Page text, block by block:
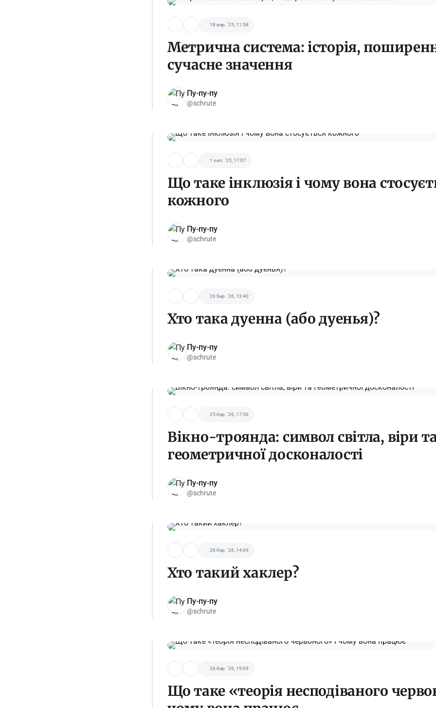
18 вер. '25, 11:58
Метрична система: історія,
сучасне значення
Пу-пу-пу
@schrute
1 лип. '25, 17:07
Що таке інклюзія і чому вона
кожного
Пу-пу-пу
@schrute
26 бер. '26, 13:40
Хто така дуенна (або дуенья)?
Пу-пу-пу
@schrute
25 бер. '26, 17:56
Вікно-троянда: символ світла, віри
геометричної досконалості
Пу-пу-пу
@schrute
26 бер. '26, 14:09
Хто такий хаклер?
Пу-пу-пу
@schrute
26 бер. '26, 19:09
Що таке «теорія несподіваного